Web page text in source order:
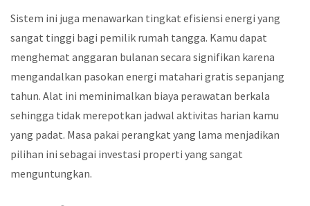
Sistem ini juga menawarkan tingkat efisiensi energi yang
sangat tinggi bagi pemilik rumah tangga. Kamu dapat
menghemat anggaran bulanan secara signifikan karena
mengandalkan pasokan energi matahari gratis sepanjang
tahun. Alat ini meminimalkan biaya perawatan berkala
sehingga tidak merepotkan jadwal aktivitas harian kamu
yang padat. Masa pakai perangkat yang lama menjadikan
pilihan ini sebagai investasi properti yang sangat
menguntungkan.